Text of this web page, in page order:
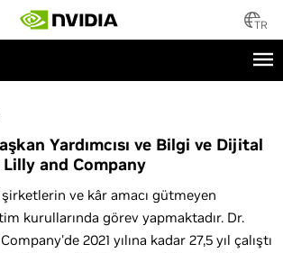
TR
Yardımcısı ve Bilgi ve Dijital
and Company
ve kâr amacı gütmeyen
kurullarında görev yapmaktadır. Dr.
2021 yılına kadar 27,5 yıl çalıştı